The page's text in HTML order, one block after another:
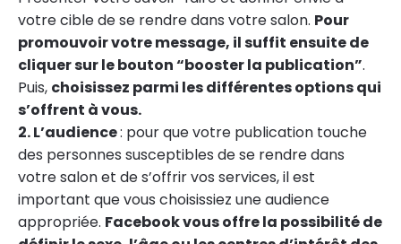
votre cible de se rendre dans votre salon. Pour
promouvoir votre message, il suffit ensuite de
cliquer sur le bouton “booster la publication”.
Puis, choisissez parmi les différentes options qui
s’offrent à vous.
2. L’audience: pour que votre publication touche
des personnes susceptibles de se rendre dans
votre salon et de s’offrir vos services, il est
important que vous choisissiez une audience
appropriée. Facebook vous offre la possibilité de